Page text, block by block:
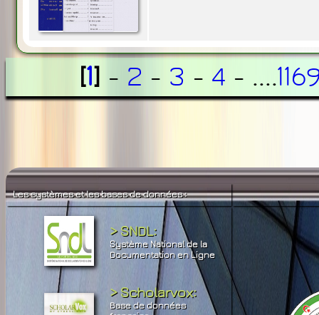
[1] - 2 - 3 - 4 - ....
Les systèmes et les bases de données :
> SNDL:
Système National de la
Documentation en Ligne
> Scholarvox:
Base de données